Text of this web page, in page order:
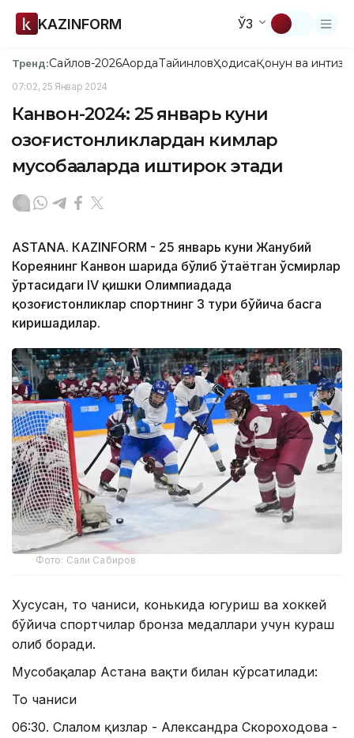
KAZINFORM ЎЗ
Тренд:Сайлов-2026АқордаТайинловҲодисаҚонун ва
07:02, 25 Январ 2024
Канвон-2024: 25 январь куни
қозоғистонликлардан кимлар
мусобақаларда иштирок этади
ASTANА. КАZINFORM - 25 январь куни Жанубий
Кореянинг Канвон шаҳрида бўлиб ўтаётган ўсмирлар
ўртасидаги IV қишки Олимпиадада
қозоғистонликлар спортнинг 3 тури бўйича баҳсга
киришадилар.
Фото: Сали Сабиров
Хусусан, тоғ чанғиси, конькида югуриш ва хоккей
бўйича спортчилар бронза медаллари учун кураш
олиб боради.
Мусобақалар Астана вақти билан кўрсатилади:
Тоғ чанғиси
06:30. Слалом қизлар - Александра Скороходова -